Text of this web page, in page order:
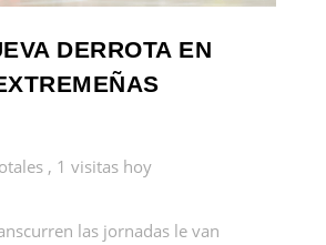
DERROTA EN
, 1 visitas hoy
las jornadas le van